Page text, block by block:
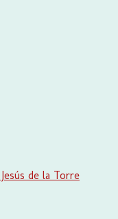
de la Torre